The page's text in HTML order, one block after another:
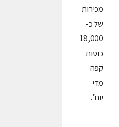
מכירות
של כ-
18,000
כוסות
קפה
מדי
יום".